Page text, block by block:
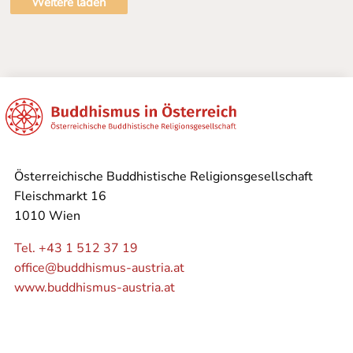
Österreichische Buddhistische Religionsgesellschaft
Fleischmarkt 16
1010 Wien
Tel. +43 1 512 37 19
office@buddhismus-austria.at
www.buddhismus-austria.at